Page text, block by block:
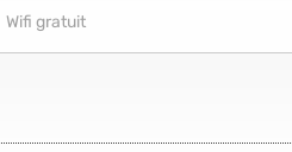
Wifi gratuit